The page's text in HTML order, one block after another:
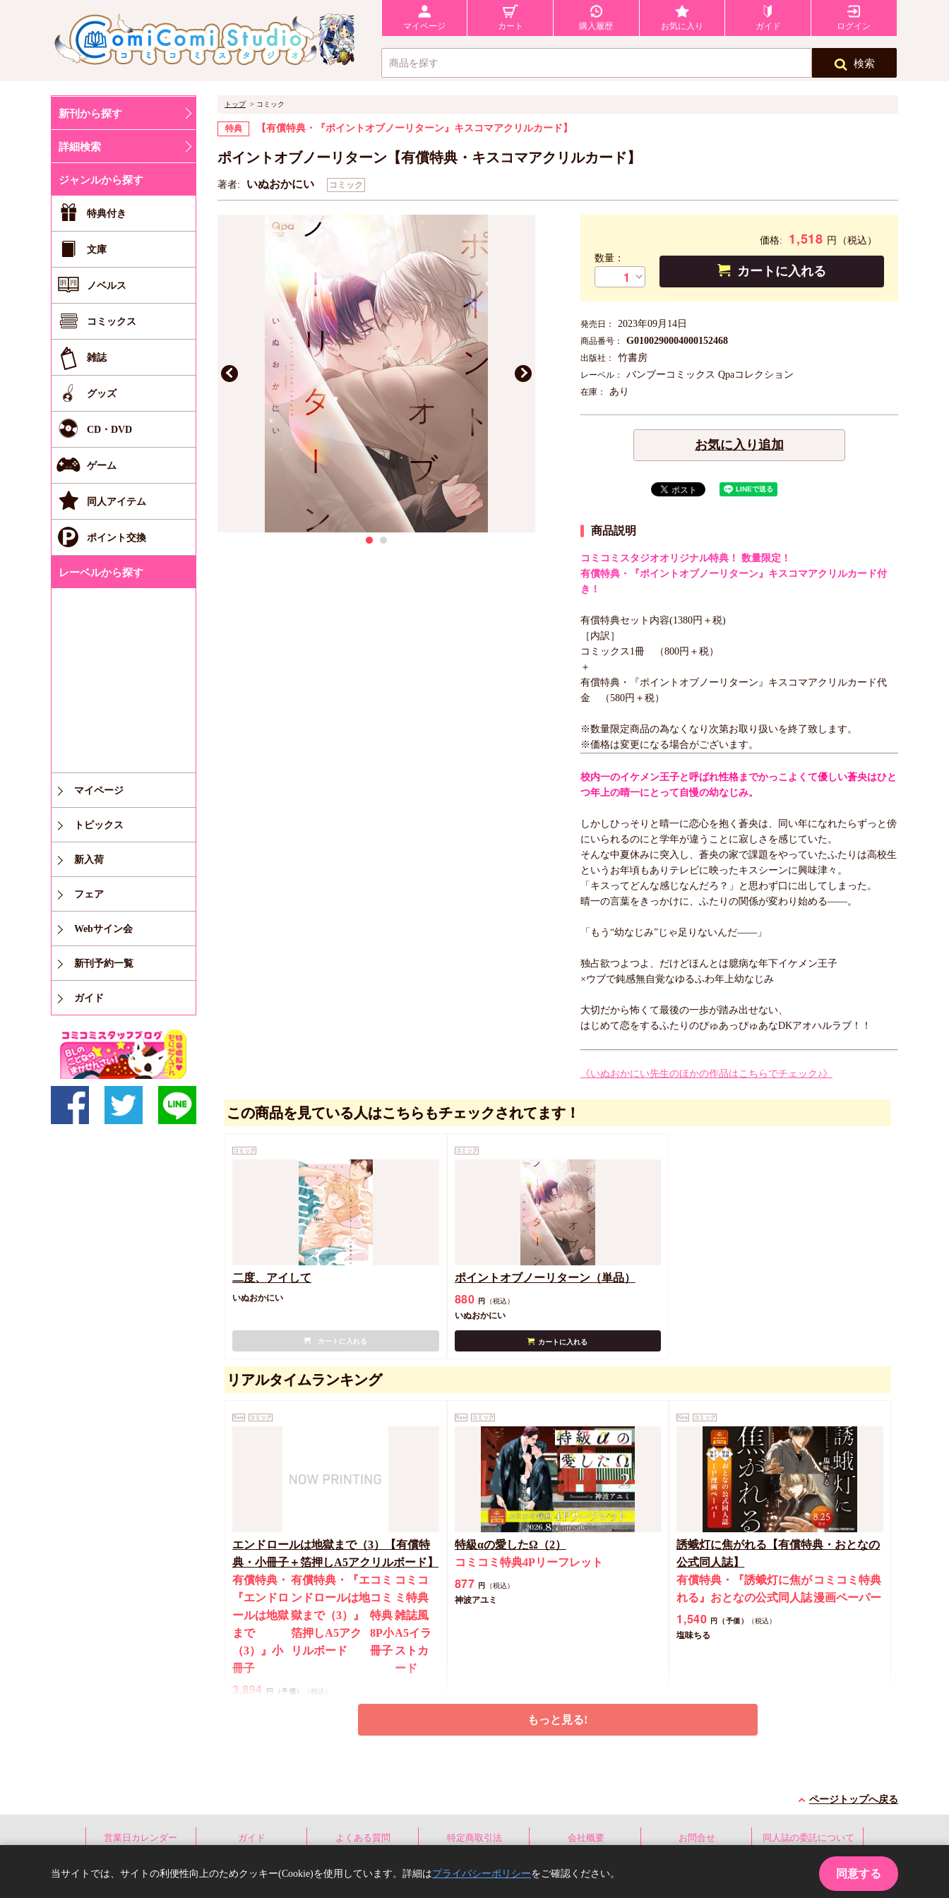
マイページ カート 購入履歴 お気に入り ガイド ログイン
検索
新刊から探す
詳細検索
ジャンルから探す
特典付き
文庫
ノベルス
コミックス
雑誌
グッズ
CD・DVD
ゲーム
同人アイテム
ポイント交換
レーベルから探す
マイページ
トピックス
新入荷
フェア
Webサイン会
新刊予約一覧
ガイド
トップ コミック
特典 【有償特典・『ポイントオブノーリターン』キスコマアクリルカード】
ポイントオブノーリターン【有償特典・キスコマアクリルカード】
著者: いぬおかにい コミック
価格: 1,518 円
（税込）
数量：
カートに入れる
発売日： 2023年09月14日
商品番号： G0100290004000152468
出版社： 竹書房
レーベル： バンブーコミックス Qpaコレクション
在庫： あり
お気に入り追加
商品説明
コミコミスタジオオリジナル特典！ 数量限定！
有償特典・『ポイントオブノーリターン』キスコマアクリルカード付
き！
有償特典セット内容(1380円＋税)
［内訳］
コミックス1冊 （800円＋税）
＋
有償特典・『ポイントオブノーリターン』キスコマアクリルカード代
金 （580円＋税）
※数量限定商品の為なくなり次第お取り扱いを終了致します。
※価格は変更になる場合がございます。
校内一のイケメン王子と呼ばれ性格までかっこよくて優しい蒼央はひと
つ年上の晴一にとって自慢の幼なじみ。
しかしひっそりと晴一に恋心を抱く蒼央は、同い年になれたらずっと傍
にいられるのにと学年が違うことに寂しさを感じていた。
そんな中夏休みに突入し、蒼央の家で課題をやっていたふたりは高校生
というお年頃もありテレビに映ったキスシーンに興味津々。
「キスってどんな感じなんだろ？」と思わず口に出してしまった。
晴一の言葉をきっかけに、ふたりの関係が変わり始める――。
「もう“幼なじみ”じゃ足りないんだ――」
独占欲つよつよ、だけどほんとは臆病な年下イケメン王子
×ウブで鈍感無自覚なゆるふわ年上幼なじみ
大切だから怖くて最後の一歩が踏み出せない、
はじめて恋をするふたりのぴゅあっぴゅあなDKアオハルラブ！！
《いぬおかにい先生のほかの作品はこちらでチェック♪》
この商品を見ている人はこちらもチェックされてます！
コミック
二度、アイして
いぬおかにい
カートに入れる
コミック
ポイントオブノーリターン（単品）
880 円 （税込）
いぬおかにい
カートに入れる
リアルタイムランキング
New コミック
エンドロールは地獄まで（3）【有償特
典・小冊子＋箔押しA5アクリルボード】
有償特典・
『エンドロ
ールは地獄
まで
（3）』小
冊子
有償特典・『エ
ンドロールは地
獄まで（3）』
箔押しA5アク
リルボード
コミ
コミ
特典
8P小
冊子
コミコ
ミ特典
雑誌風
A5イラ
ストカ
ード
3,894 円（予価） （税込）
New コミック
特級αの愛したΩ（2）
コミコミ特典4Pリーフレット
877 円 （税込）
神波アユミ
New コミック
誘蛾灯に焦がれる【有償特典・おとなの
公式同人誌】
有償特典・『誘蛾灯に焦が
れる』おとなの公式同人誌
コミコミ特典
漫画ペーパー
1,540 円（予価） （税込）
塩味ちる
冷蔵庫にネギがあったカモカモ【有償特
もっと見る!
ページトップへ戻る
営業日カレンダー ガイド よくある質問 特定商取引法 会社概要 お問合せ 同人誌の委託について
Copyright(C) comicomi studio. All right reserved.
当サイトでは、サイトの利便性向上のためクッキー(Cookie)を使用しています。詳細はプライバシーポリシーをご確認ください。 同意する